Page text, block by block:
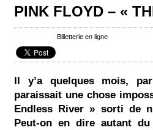
PINK FLOYD – «
Billetterie en ligne
Il y’a quelques mois,
paraissait une chose
Endless River » sorti de
Peut-on en dire autant